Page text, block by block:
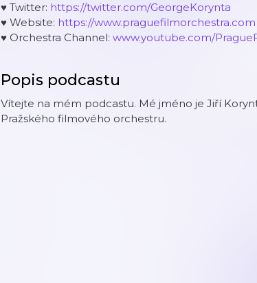
♥ Twitter: https://twitter.com/GeorgeKorynta
♥ Website: https://www.praguefilmorchestra.com
♥ Orchestra Channel: www.youtube.com/
Popis podcastu
Vítejte na mém podcastu. Mé jméno je Jiří
Pražského filmového orchestru.